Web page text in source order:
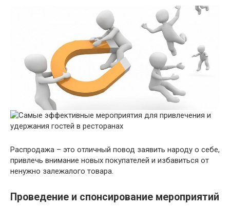
Распродажа – это отличный повод заявить народу о себе,
привлечь внимание новых покупателей и избавиться от
ненужно залежалого товара.
Проведение и спонсирование мероприятий